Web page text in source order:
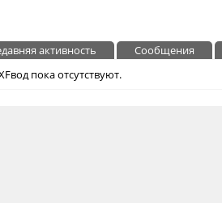
активность Сообщения
пока отсутствуют.